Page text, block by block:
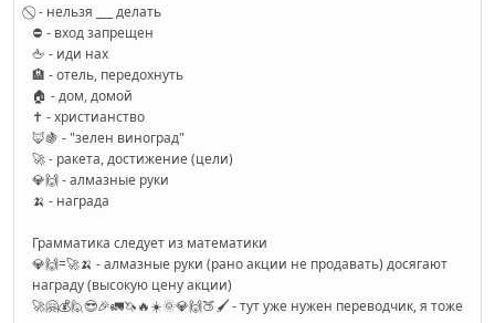
⃠ - нельзя ___ делать
⛔ - вход запрещен
🖕 - иди нах
🏨 - отель, передохнуть
🏠 - дом, домой
✝️ - христианство
🦊🍇 - "зелен виноград"
🚀 - ракета, достижение (цели)
💎🙌 - алмазные руки
🍌 - награда
Грамматика следует из математики
💎🙌=🚀🍌 - алмазные руки (рано акции не продавать) досягают
награду (высокую цену акции)
🚀🤗💰🙋😎🎉🚛🦄🔥☀️🌞💎🙌🍑🖌️ - тут уже нужен переводчик, я тоже